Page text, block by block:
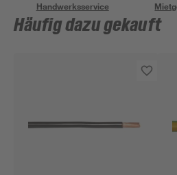
Handwerksservice
Häufig dazu gekauft